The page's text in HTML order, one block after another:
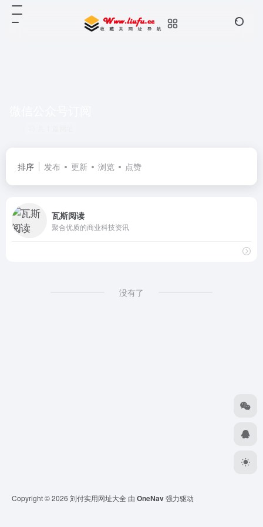
排序 发布 更新 浏览 点赞
瓦斯阅读
聚合优质的商业科技资讯
没有了
Copyright © 2026 刘付实用网址大全 由 OneNav强力驱动